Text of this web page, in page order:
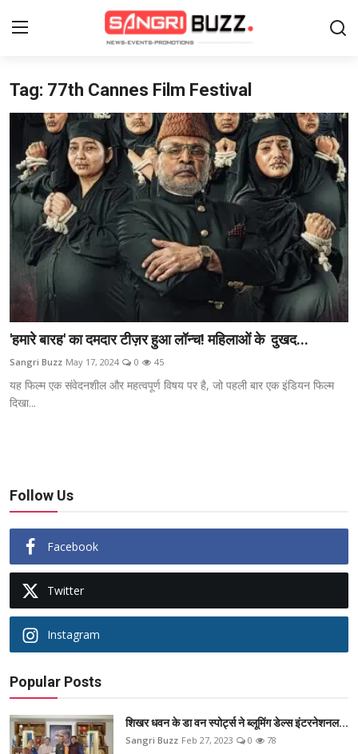
Login Register
Home
Contact
About Us
फैशन
लाइफस्टाइल
मनोरंजन
ब्यूटी पेजेंट
खेल
Tag: 77th Cannes Film Festival
'हमारे बारह' का दमदार टीज़र हुआ लॉन्च! महिलाओं के दुखद...
Sangri Buzz May 17, 2024 0 45
यह फिल्म एक संवेदनशील और महत्वपूर्ण विषय पर है, जो पहली बार एक इंडियन फिल्म
दिखा...
Follow Us
Facebook
Twitter
Instagram
Popular Posts
शिखर धवन के डा वन स्पोर्ट्स ने ब्लूमिंग डेल्स इंटरनेशनल...
Sangri Buzz Feb 27, 2023 0 78